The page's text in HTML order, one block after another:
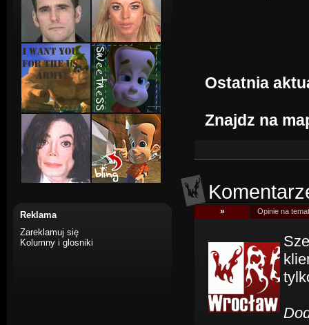
Reklama
Zareklamuj się
Kolumny i glosniki
Ostatnia
Znajdz na
» Opinie na